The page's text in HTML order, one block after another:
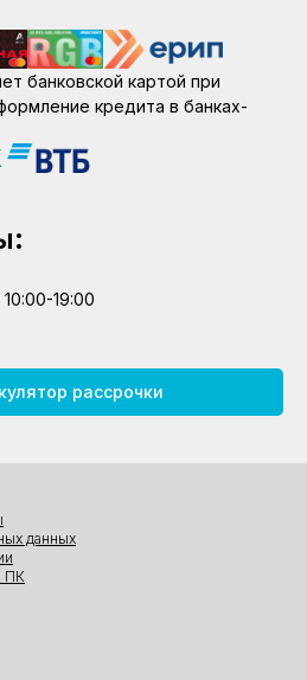
банковской картой при
кредита в банках-
19:00
рассрочки
данных
ПК